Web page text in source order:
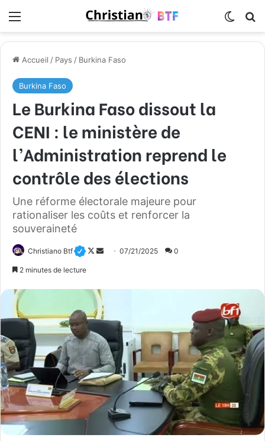
Accueil / Pays / Burkina Faso
Burkina Faso
Le Burkina Faso dissout la
CENI : le ministère de
l’Administration reprend le
contrôle des élections
Une réforme électorale majeure pour
rationaliser les coûts et renforcer la
souveraineté
Christiano Btf
F
l
o
w
o
n
X
y
e
r
u
n
c
o
u
r
07/21/2025 0
2 minutes de lecture